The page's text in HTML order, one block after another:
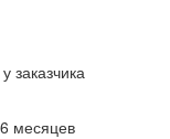
заказчика
месяцев